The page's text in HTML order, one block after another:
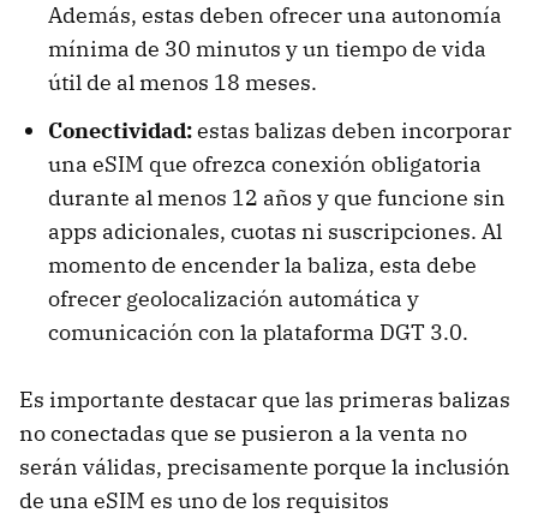
Además, estas deben ofrecer una autonomía
mínima de 30 minutos y un tiempo de vida
útil de al menos 18 meses.
Conectividad:estas balizas deben incorporar
una eSIM que ofrezca conexión obligatoria
durante al menos 12 años y que funcione sin
apps adicionales, cuotas ni suscripciones. Al
momento de encender la baliza, esta debe
ofrecer geolocalización automática y
comunicación con la plataforma DGT 3.0.
Es importante destacar que las primeras balizas
no conectadas que se pusieron a la venta no
serán válidas, precisamente porque la inclusión
de una eSIM es uno de los requisitos